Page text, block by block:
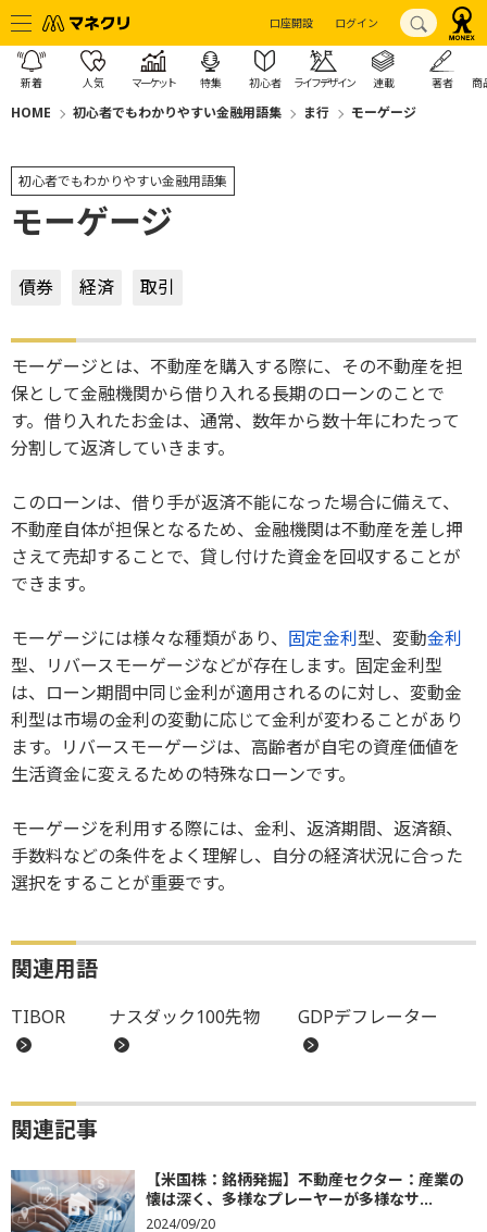
口座開設 ログイン
新着 人気 マーケット 特集 初心者 ライフデザイン 連載 著者 商
HOME 初心者でもわかりやすい金融用語集 ま行 モーゲージ
初心者でもわかりやすい金融用語集
モーゲージ
債券 経済 取引
モーゲージとは、不動産を購入する際に、その不動産を担
保として金融機関から借り入れる長期のローンのことで
す。借り入れたお金は、通常、数年から数十年にわたって
分割して返済していきます。
このローンは、借り手が返済不能になった場合に備えて、
不動産自体が担保となるため、金融機関は不動産を差し押
さえて売却することで、貸し付けた資金を回収することが
できます。
モーゲージには様々な種類があり、 固定金利型、変動金利
型、リバースモーゲージなどが存在します。固定金利型
は、ローン期間中同じ金利が適用されるのに対し、変動金
利型は市場の金利の変動に応じて金利が変わることがあり
ます。リバースモーゲージは、高齢者が自宅の資産価値を
生活資金に変えるための特殊なローンです。
モーゲージを利用する際には、金利、返済期間、返済額、
手数料などの条件をよく理解し、自分の経済状況に合った
選択をすることが重要です。
関連用語
TIBOR ナスダック100先物 GDPデフレーター
関連記事
【米国株：銘柄発掘】不動産セクター：産業の
懐は深く、多様なプレーヤーが多様なサ...
2024/09/20